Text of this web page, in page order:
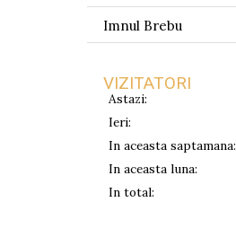
Imnul Brebu
VIZITATORI
Astazi:
Ieri:
In aceasta saptamana:
In aceasta luna:
In total: